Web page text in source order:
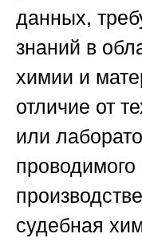
данных,
знаний в
химии и
отличие от
или
судебная